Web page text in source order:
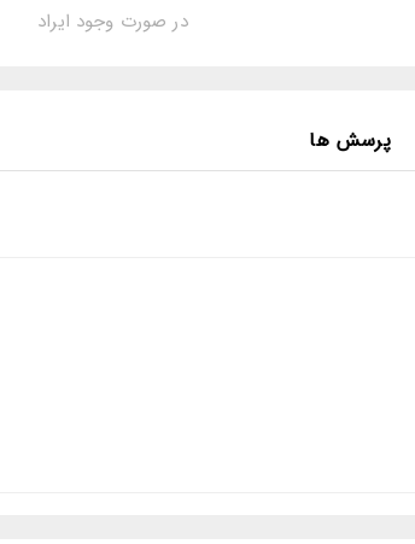
در صورت وجود ایراد
پرسش ها